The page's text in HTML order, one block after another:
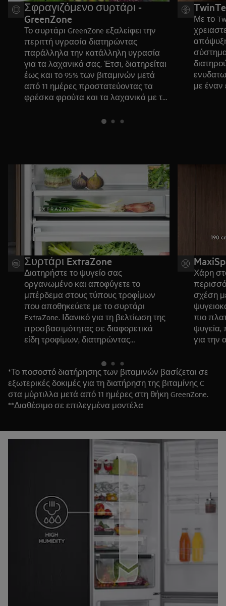
Σφραγιζόμενο συρτάρι -
GreenZone
Το συρτάρι GreenZone εξαλείφει την
περιττή υγρασία διατηρώντας
παράλληλα την κατάλληλη υγρασία
για τα λαχανικά σας. Έτσι, διατηρείται
έως και το 95% των βιταμινών μετά
από 11 ημέρες προστατεύοντας τα
φρέσκα φρούτα και τα λαχανικά με τη
Με το
με έναν
Συρτάρι ExtraZone
Διατηρήστε το ψυγείο σας
οργανωμένο και αποφύγετε το
μπέρδεμα στους τύπους τροφίμων
που αποθηκεύετε με το συρτάρι
ExtraZone. Ιδανικό για τη βελτίωση της
προσβασιμότητας σε διαφορετικά
είδη τροφίμων, διατηρώντας
οπτικού πεδίου και εύκολα
προσεγγίσιμα.
Χάρη
σχέση
πιο
ψυγεία,
για την
*Το ποσοστό διατήρησης των βιταμινών βασίζεται σε
εξωτερικές δοκιμές για τη διατήρηση της βιταμίνης C
στα μύρτιλλα μετά από 11 ημέρες στη θήκη GreenZone.
**Διαθέσιμο σε επιλεγμένα μοντέλα